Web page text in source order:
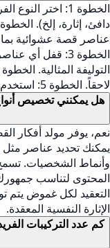
الخطوة 1: اختر
عناصر قصة عشوائية
الخطوة 3: قفل أي
لاحقاً. الخطوة 5: استخدم الاقتراحات الإضافية لتوسيع تفاصيل قصتك.
هل يمكنني تخصيص
نعم، يوفر مولد أفكار
يمكنك تحديد عناصر مثل
وأنماط الشخصيات.
المحتوى لتناسب
التعقيد لكل غموض يتم
الإثارة النفسية المعقدة.
كم عدد التركيبات